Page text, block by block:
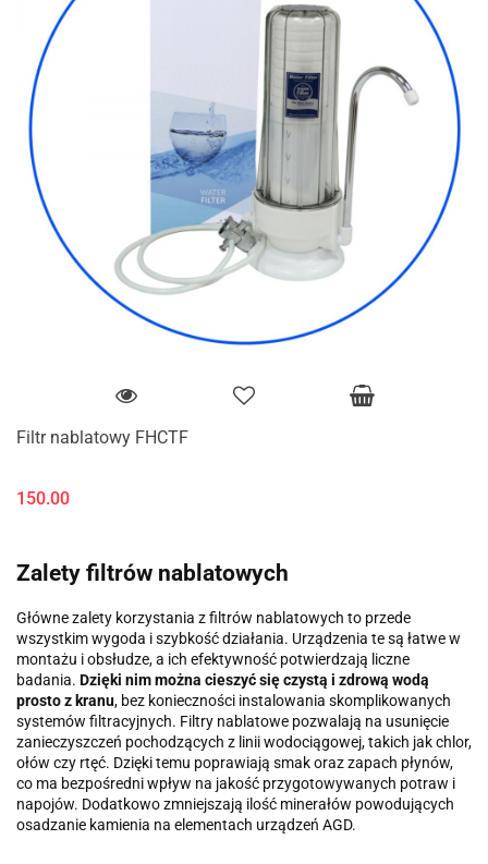
Filtr nablatowy FHCTF
150.00
Zalety filtrów nablatowych
Główne zalety korzystania z filtrów nablatowych to przede
wszystkim wygoda i szybkość działania. Urządzenia te są łatwe w
montażu i obsłudze, a ich efektywność potwierdzają liczne
badania. Dzięki nim można cieszyć się czystą i zdrową wodą
prosto z kranu, bez konieczności instalowania skomplikowanych
systemów filtracyjnych. Filtry nablatowe pozwalają na usunięcie
zanieczyszczeń pochodzących z linii wodociągowej, takich jak chlor,
ołów czy rtęć. Dzięki temu poprawiają smak oraz zapach płynów,
co ma bezpośredni wpływ na jakość przygotowywanych potraw i
napojów. Dodatkowo zmniejszają ilość minerałów powodujących
osadzanie kamienia na elementach urządzeń AGD.